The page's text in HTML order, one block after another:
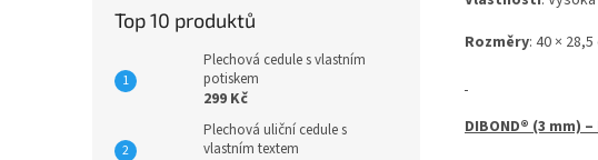
Top 10 produktů
Plechová cedule s vlastním
potiskem
299 Kč
Plechová uliční cedule s
vlastním textem
Rozměry: 40 ×
DIBOND® (3 mm)